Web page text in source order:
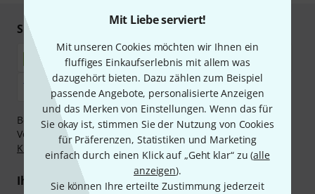
Mit Liebe serviert!
Mit unseren Cookies möchten wir Ihnen ein
fluffiges Einkaufserlebnis mit allem was
dazugehört bieten. Dazu zählen zum Beispiel
passende Angebote, personalisierte Anzeigen
und das Merken von Einstellungen. Wenn das für
Sie okay ist, stimmen Sie der Nutzung von Cookies
für Präferenzen, Statistiken und Marketing
einfach durch einen Klick auf „Geht klar“ zu (alle
anzeigen).
Sie können Ihre erteilte Zustimmung jederzeit
Sicher einkaufen & bezahlen
Bezahlen Sie vertraulich und sicher per Nachnahme,
Vorkasse, PayPal, Amazon Pay, Klarna Sofort bezahlen
Klarna Ratenzahlungoder Kreditkarte.
Ihre Vorteile